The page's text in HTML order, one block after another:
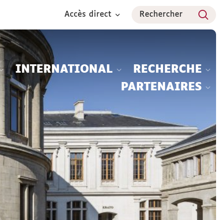
Accès direct Rechercher
INTERNATIONAL
RECHERCHE
PARTENAIRES